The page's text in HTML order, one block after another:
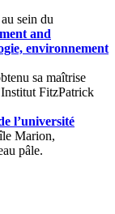
sein du
and
environnement
sa maîtrise
FitzPatrick
l’université
Marion,
pâle.